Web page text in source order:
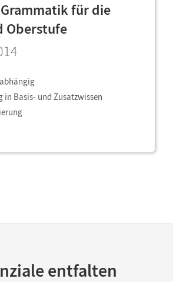
für die
Oberstufe
in Basis- und Zusatzwissen
entfalten